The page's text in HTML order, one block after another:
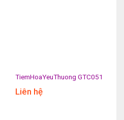
TiemHoaYeuThuong GTC051
Liên hệ